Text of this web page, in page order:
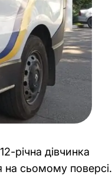
річна дівчинка
на сьомому поверсі.